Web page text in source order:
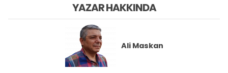
YAZAR HAKKINDA
Ali Maskan